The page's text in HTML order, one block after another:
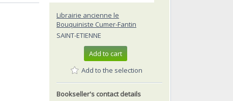
Librairie ancienne le
Bouquiniste Cumer-Fantin
SAINT-ETIENNE
Add to cart
Add to the selection
Bookseller's contact details